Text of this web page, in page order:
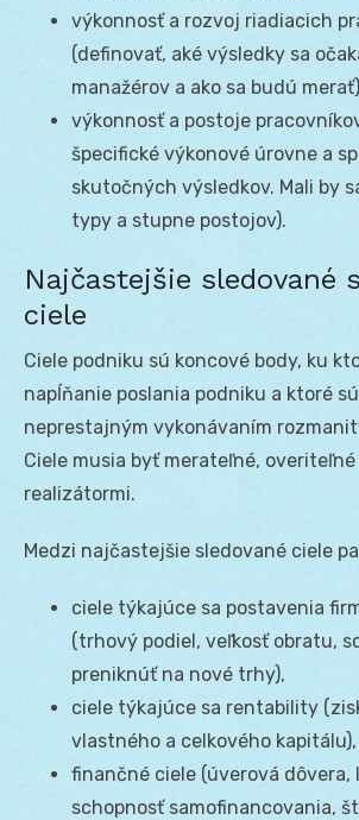
výkonnosť a rozvoj riadiacich
(definovať, aké výsledky sa
manažérov a ako sa budú
výkonnosť a postoje
špecifické výkonové úrovne a
skutočných výsledkov. Mali by
typy a stupne postojov).
Najčastejšie sledované
ciele
Ciele podniku sú koncové body, ku
napĺňanie poslania podniku a ktoré
neprestajným vykonávaním
Ciele musia byť merateľné,
realizátormi.
Medzi najčastejšie sledované ciele
ciele týkajúce sa postavenia
(trhový podiel, veľkosť obratu,
preniknúť na nové trhy),
ciele týkajúce sa rentability
vlastného a celkového kapitálu),
finančné ciele (úverová dôvera,
schopnosť samofinancovania,